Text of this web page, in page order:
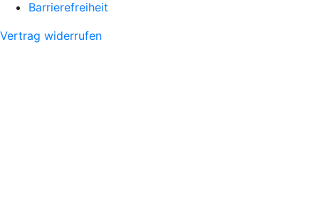
Barrierefreiheit
Vertrag widerrufen